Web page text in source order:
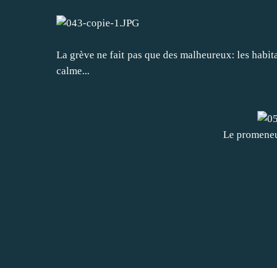
La grève ne fait pas que des malheureux: les
calme...
Le